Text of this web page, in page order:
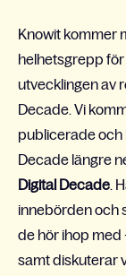
Knowit kommer
helhetsgrepp
utvecklingen av
Decade. Vi
publicerade och
Decade längre
Digital Decade.
innebörden och
de hör ihop med
samt diskuterar